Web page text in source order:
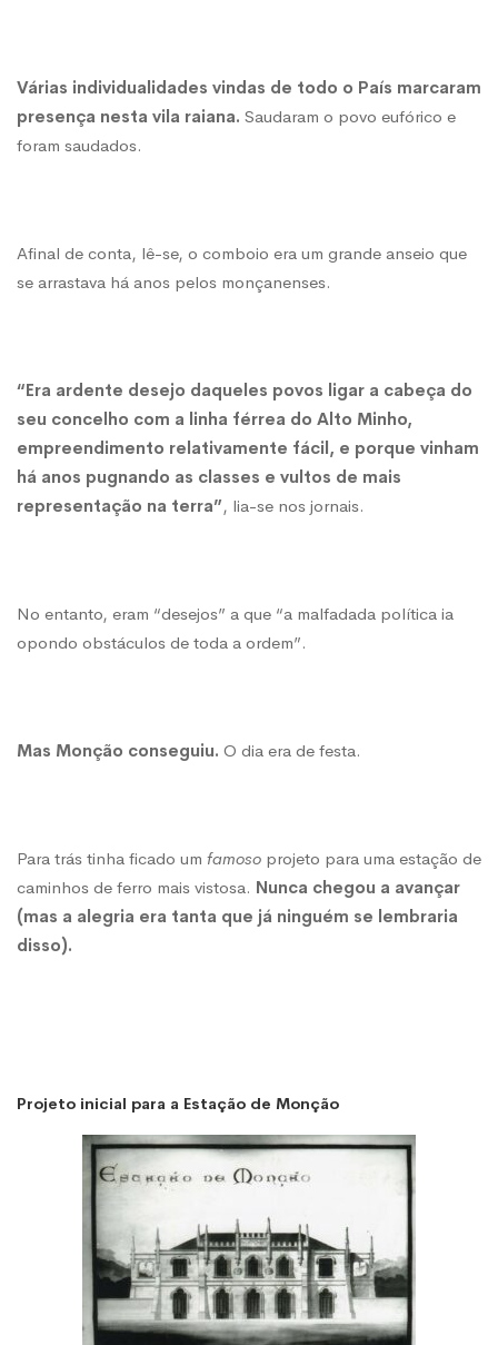
Várias individualidades vindas de todo o País marcaram
presença nesta vila raiana. Saudaram o povo eufórico e
foram saudados.
Afinal de conta, lê-se, o comboio era um grande anseio que
se arrastava há anos pelos monçanenses.
“Era ardente desejo daqueles povos ligar a cabeça do
seu concelho com a linha férrea do Alto Minho,
empreendimento relativamente fácil, e porque vinham
há anos pugnando as classes e vultos de mais
representação na terra”, lia-se nos jornais.
No entanto, eram “desejos” a que “a malfadada política ia
opondo obstáculos de toda a ordem”.
Mas Monção conseguiu. O dia era de festa.
Para trás tinha ficado um famoso projeto para uma estação de
caminhos de ferro mais vistosa. Nunca chegou a avançar
(mas a alegria era tanta que já ninguém se lembraria
disso).
Projeto inicial para a Estação de Monção